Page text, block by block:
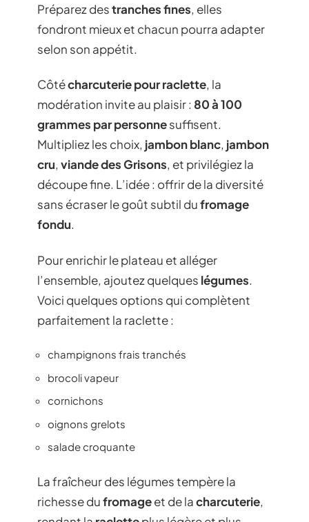
Préparez destranches fines, elles
fondront mieux et chacun pourra adapter
selon son appétit.
Côtécharcuterie pour raclette, la
modération invite au plaisir : 80 à 100
grammes par personnesuffisent.
Multipliez les choix, jambon blanc, jambon
cru, viande des Grisons, et privilégiez la
découpe fine. L’idée : offrir de la diversité
sans écraser le goût subtil dufromage
fondu.
Pour enrichir le plateau et alléger
l’ensemble, ajoutez quelques légumes.
Voici quelques options qui complètent
parfaitement la raclette :
champignons frais tranchés
brocoli vapeur
cornichons
oignons grelots
salade croquante
La fraîcheur des légumes tempère la
richesse dufromageet de lacharcuterie,